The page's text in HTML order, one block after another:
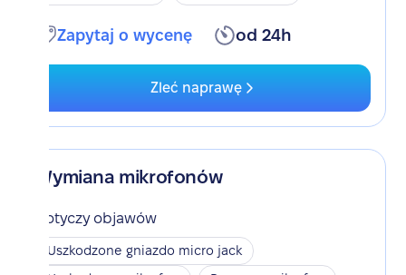
Zapytaj o wycenę od 24h
Zleć naprawę
Wymiana mikrofonów
Dotyczy objawów
Uszkodzone gniazdo micro jack